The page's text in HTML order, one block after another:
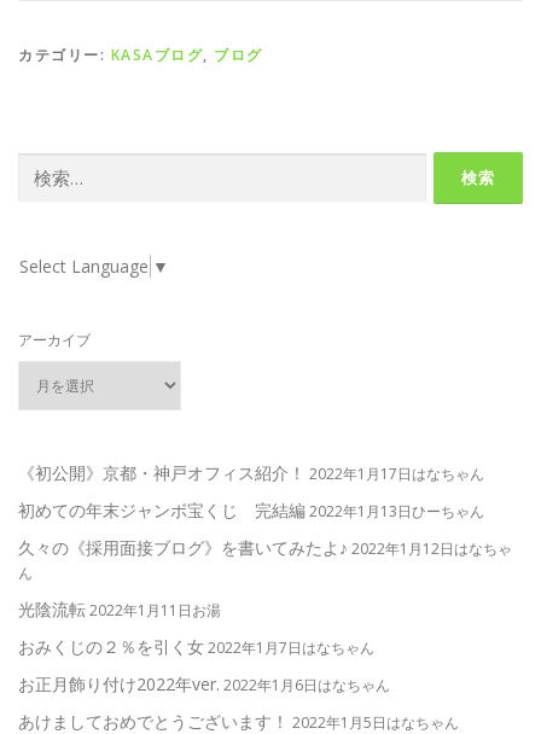
カテゴリー: KASAブログ, ブログ
索:
Select Language ▼
アーカイブ
《初公開》京都・神戸オフィス紹介！ 2022年1月17日はなちゃん
初めての年末ジャンボ宝くじ 完結編2022年1月13日ひーちゃん
久々の《採用面接ブログ》を書いてみたよ♪ 2022年1月12日はなちゃ
ん
光陰流転2022年1月11日お湯
おみくじの２％を引く女2022年1月7日はなちゃん
お正月飾り付け2022年ver. 2022年1月6日はなちゃん
あけましておめでとうございます！ 2022年1月5日はなちゃん